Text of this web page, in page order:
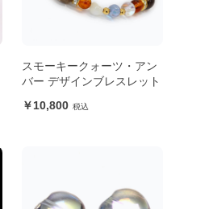
スモーキークォーツ・アン
バー デザインブレスレット
10,800